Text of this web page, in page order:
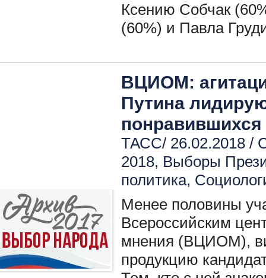
Ксению Собчак
(60%) и Павла
ВЦИОМ:
Путина
ТАСС/ 26.02.2018 /
2018, Выборы
политика,
Менее половины
Всероссийским
мнения (ВЦИОМ),
продукцию